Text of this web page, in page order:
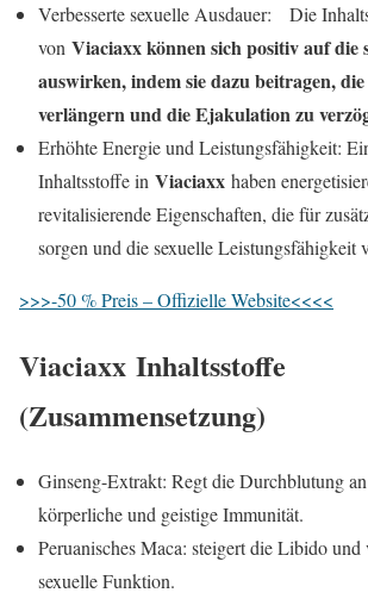
Verbesserte sexuelle Ausdauer: Die
von Viaciaxxkönnen sich positiv auf die
auswirken, indem sie dazu beitragen,
verlängern und die Ejakulation zu
Erhöhte Energie und Leistungsfähigkeit:
Inhaltsstoffe in Viaciaxx haben
revitalisierende Eigenschaften, die für
sorgen und die sexuelle Leistungsfähigkeit
>>>-50 % Preis – Offizielle Website<<<<
Viaciaxx Inhaltsstoffe
(Zusammensetzung)
Ginseng-Extrakt: Regt die Durchblutung
körperliche und geistige Immunität.
Peruanisches Maca: steigert die Libido und
sexuelle Funktion.